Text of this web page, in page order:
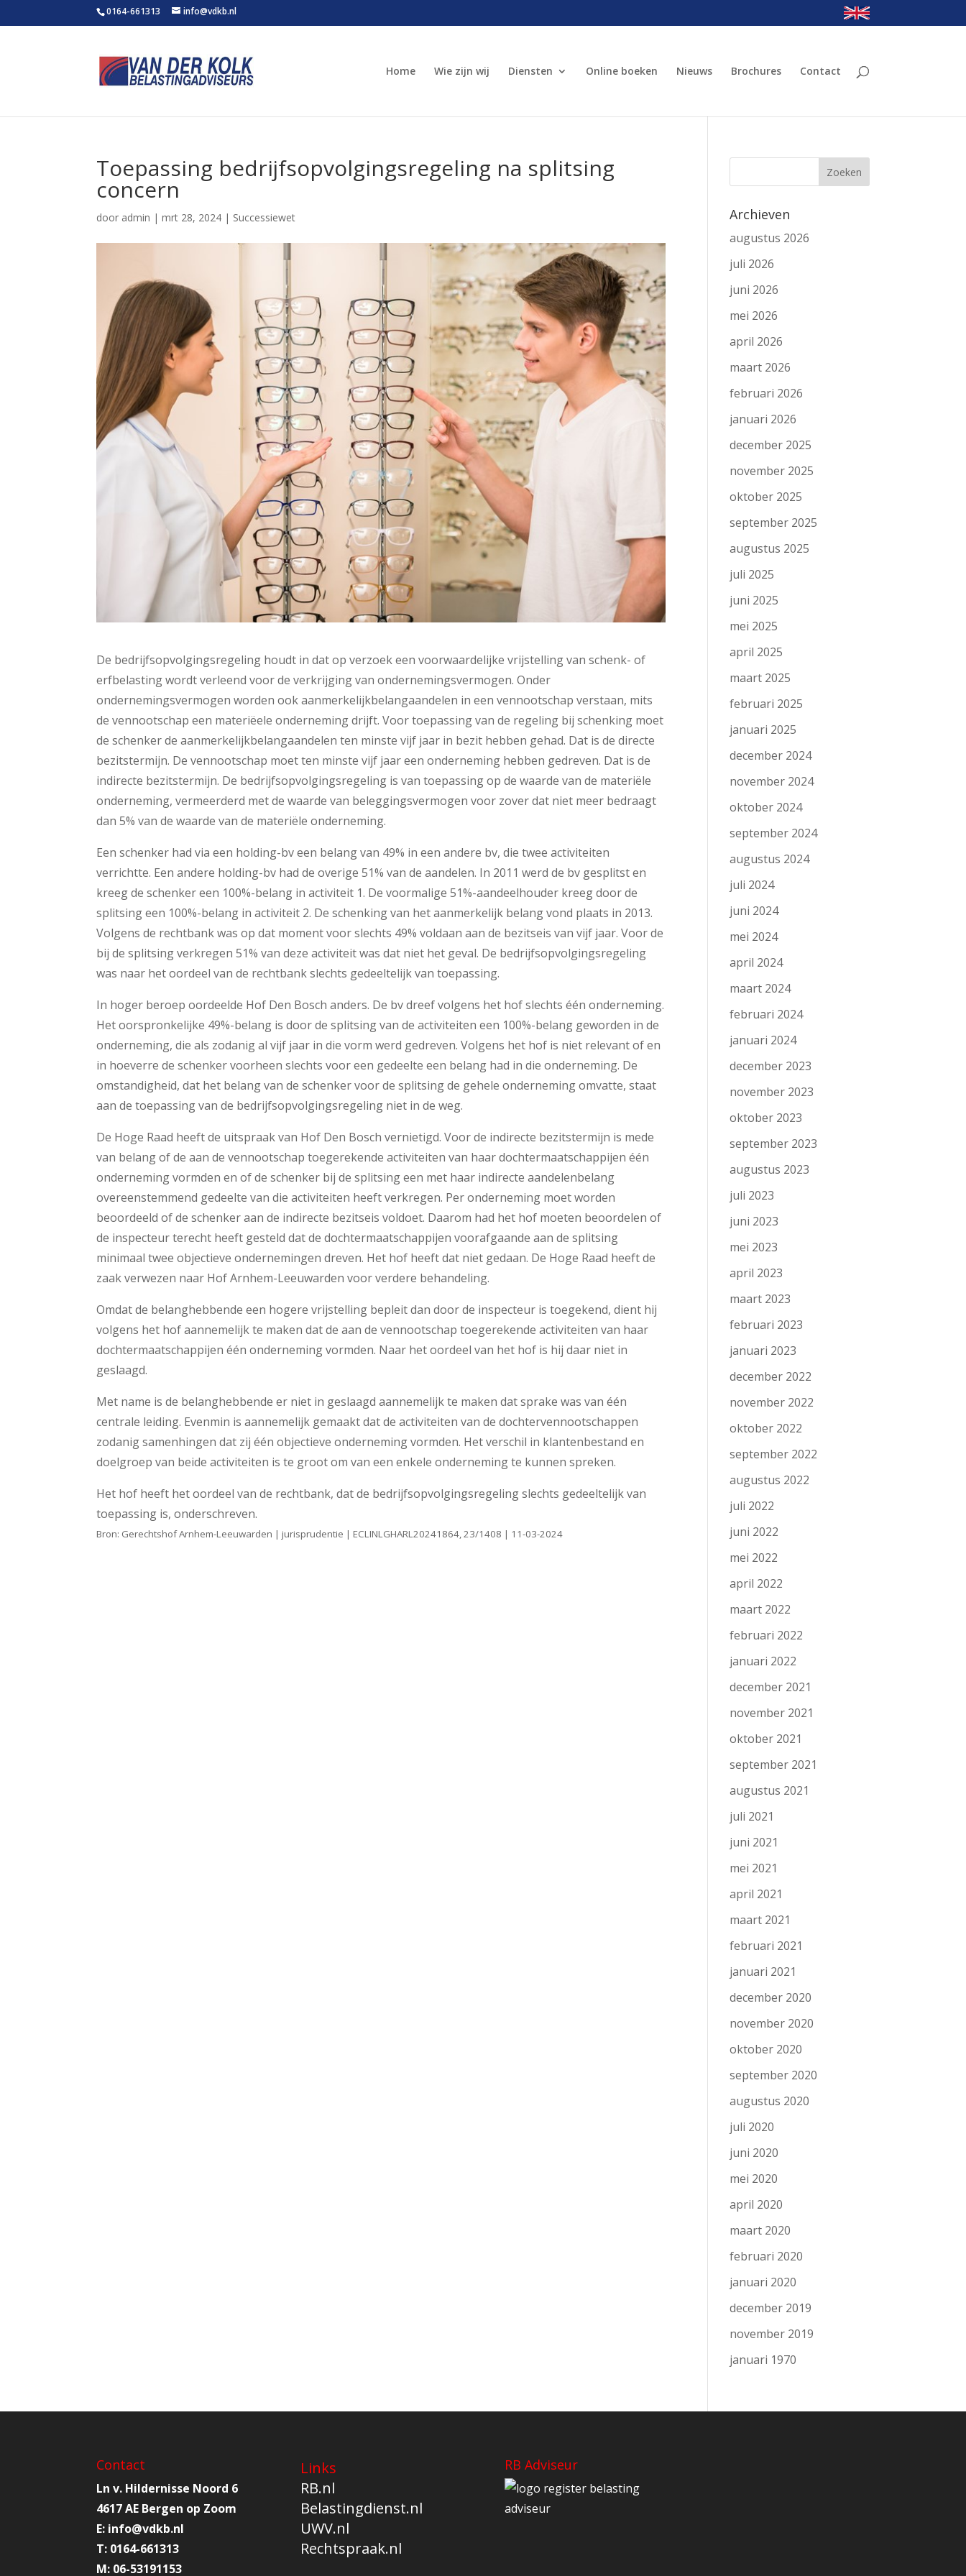
0164-661313 info@vdkb.nl
Home Wie zijn wij Diensten Online boeken Nieuws Brochures Contact
Toepassing bedrijfsopvolgingsregeling na splitsing
concern
door admin |mrt 28, 2024 | Successiewet
De bedrijfsopvolgingsregeling houdt in dat op verzoek een voorwaardelijke vrijstelling van schenk- of
erfbelasting wordt verleend voor de verkrijging van ondernemingsvermogen. Onder
ondernemingsvermogen worden ook aanmerkelijkbelangaandelen in een vennootschap verstaan, mits
de vennootschap een materiëele onderneming drijft. Voor toepassing van de regeling bij schenking moet
de schenker de aanmerkelijkbelangaandelen ten minste vijf jaar in bezit hebben gehad. Dat is de directe
bezitstermijn. De vennootschap moet ten minste vijf jaar een onderneming hebben gedreven. Dat is de
indirecte bezitstermijn. De bedrijfsopvolgingsregeling is van toepassing op de waarde van de materiële
onderneming, vermeerderd met de waarde van beleggingsvermogen voor zover dat niet meer bedraagt
dan 5% van de waarde van de materiële onderneming.
Een schenker had via een holding-bv een belang van 49% in een andere bv, die twee activiteiten
verrichtte. Een andere holding-bv had de overige 51% van de aandelen. In 2011 werd de bv gesplitst en
kreeg de schenker een 100%-belang in activiteit 1. De voormalige 51%-aandeelhouder kreeg door de
splitsing een 100%-belang in activiteit 2. De schenking van het aanmerkelijk belang vond plaats in 2013.
Volgens de rechtbank was op dat moment voor slechts 49% voldaan aan de bezitseis van vijf jaar. Voor de
bij de splitsing verkregen 51% van deze activiteit was dat niet het geval. De bedrijfsopvolgingsregeling
was naar het oordeel van de rechtbank slechts gedeeltelijk van toepassing.
In hoger beroep oordeelde Hof Den Bosch anders. De bv dreef volgens het hof slechts één onderneming.
Het oorspronkelijke 49%-belang is door de splitsing van de activiteiten een 100%-belang geworden in de
onderneming, die als zodanig al vijf jaar in die vorm werd gedreven. Volgens het hof is niet relevant of en
in hoeverre de schenker voorheen slechts voor een gedeelte een belang had in die onderneming. De
omstandigheid, dat het belang van de schenker voor de splitsing de gehele onderneming omvatte, staat
aan de toepassing van de bedrijfsopvolgingsregeling niet in de weg.
De Hoge Raad heeft de uitspraak van Hof Den Bosch vernietigd. Voor de indirecte bezitstermijn is mede
van belang of de aan de vennootschap toegerekende activiteiten van haar dochtermaatschappijen één
onderneming vormden en of de schenker bij de splitsing een met haar indirecte aandelenbelang
overeenstemmend gedeelte van die activiteiten heeft verkregen. Per onderneming moet worden
beoordeeld of de schenker aan de indirecte bezitseis voldoet. Daarom had het hof moeten beoordelen of
de inspecteur terecht heeft gesteld dat de dochtermaatschappijen voorafgaande aan de splitsing
minimaal twee objectieve ondernemingen dreven. Het hof heeft dat niet gedaan. De Hoge Raad heeft de
zaak verwezen naar Hof Arnhem-Leeuwarden voor verdere behandeling.
Omdat de belanghebbende een hogere vrijstelling bepleit dan door de inspecteur is toegekend, dient hij
volgens het hof aannemelijk te maken dat de aan de vennootschap toegerekende activiteiten van haar
dochtermaatschappijen één onderneming vormden. Naar het oordeel van het hof is hij daar niet in
geslaagd.
Met name is de belanghebbende er niet in geslaagd aannemelijk te maken dat sprake was van één
centrale leiding. Evenmin is aannemelijk gemaakt dat de activiteiten van de dochtervennootschappen
zodanig samenhingen dat zij één objectieve onderneming vormden. Het verschil in klantenbestand en
doelgroep van beide activiteiten is te groot om van een enkele onderneming te kunnen spreken.
Het hof heeft het oordeel van de rechtbank, dat de bedrijfsopvolgingsregeling slechts gedeeltelijk van
toepassing is, onderschreven.
Bron: Gerechtshof Arnhem-Leeuwarden | jurisprudentie | ECLINLGHARL20241864, 23/1408 | 11-03-2024
Archieven
augustus 2026
juli 2026
juni 2026
mei 2026
april 2026
maart 2026
februari 2026
januari 2026
december 2025
november 2025
oktober 2025
september 2025
augustus 2025
juli 2025
juni 2025
mei 2025
april 2025
maart 2025
februari 2025
januari 2025
december 2024
november 2024
oktober 2024
september 2024
augustus 2024
juli 2024
juni 2024
mei 2024
april 2024
maart 2024
februari 2024
januari 2024
december 2023
november 2023
oktober 2023
september 2023
augustus 2023
juli 2023
juni 2023
mei 2023
april 2023
maart 2023
februari 2023
januari 2023
december 2022
november 2022
oktober 2022
september 2022
augustus 2022
juli 2022
juni 2022
mei 2022
april 2022
maart 2022
februari 2022
januari 2022
december 2021
november 2021
oktober 2021
september 2021
augustus 2021
juli 2021
juni 2021
mei 2021
april 2021
maart 2021
februari 2021
januari 2021
december 2020
november 2020
oktober 2020
september 2020
augustus 2020
juli 2020
juni 2020
mei 2020
april 2020
maart 2020
februari 2020
januari 2020
december 2019
november 2019
januari 1970
Contact
Ln v. Hildernisse Noord 6
4617 AE Bergen op Zoom
E: info@vdkb.nl
T: 0164-661313
M: 06-53191153
Links
RB.nl
Belastingdienst.nl
UWV.nl
Rechtspraak.nl
RB Adviseur